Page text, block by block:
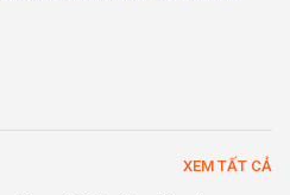
XEM TẤT CẢ